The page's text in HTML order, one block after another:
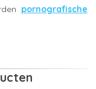
pornografische